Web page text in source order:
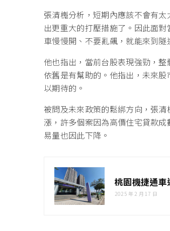
張清櫆分析，短期內應該不會有
出更重大的打壓措施了。因此面
車慢慢開、不要亂飆，就能來到隧
他也指出，當前台股表現強勁，
依舊是有幫助的。他指出，未來
以期待的。
被問及未來政策的鬆綁方向，張
漲，許多個案因為高價住宅貸款
易量也因此下降。
桃園機捷通
2025 年 2 月 17 日